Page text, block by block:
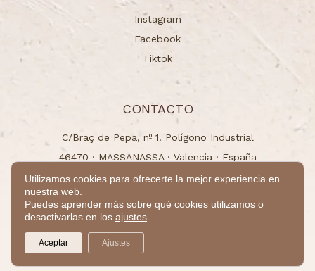
Instagram
Facebook
Tiktok
CONTACTO
C/Braç de Pepa, nº 1. Polígono Industrial
46470 · MASSANASSA · Valencia · España
info@naturchem.es
byTakamaka
Utilizamos cookies para ofrecerte la mejor experiencia en
nuestra web.
Puedes aprender más sobre qué cookies utilizamos o
desactivarlas en los ajustes
Aceptar Ajustes